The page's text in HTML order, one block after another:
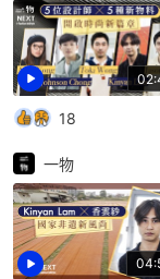
18
一物